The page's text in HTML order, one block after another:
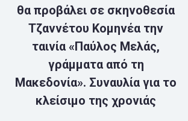
θα προβάλει σε σκηνοθεσία
Τζαννέτου Κομηνέα την
ταινία «Παύλος Μελάς,
γράμματα από τη
Μακεδονία». Συναυλία για το
κλείσιμο της χρονιάς